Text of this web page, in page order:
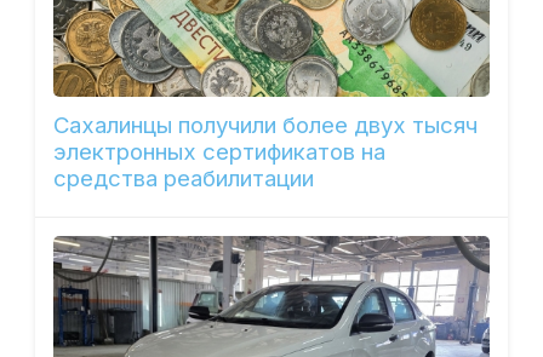
Сахалинцы получили более двух тысяч
электронных сертификатов на
средства реабилитации